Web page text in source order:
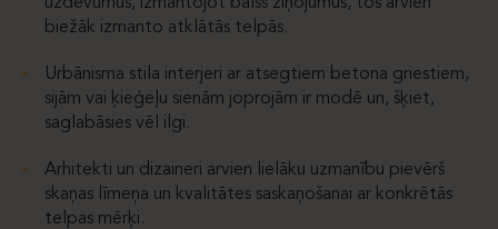
biežāk izmanto atklātās telpās.
Urbānisma stila interjeri ar atsegtiem betona griestiem,
sijām vai ķieģeļu sienām joprojām ir modē un, šķiet,
saglabāsies vēl ilgi.
Arhitekti un dizaineri arvien lielāku uzmanību pievērš
skaņas līmeņa un kvalitātes saskaņošanai ar konkrētās
telpas mērķi.